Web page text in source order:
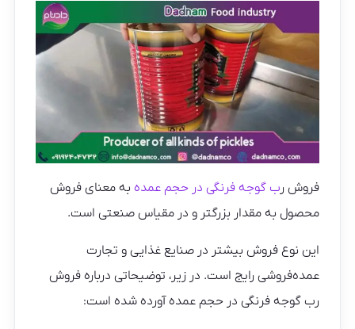
فروش ر ب گوجه فرنگی در حجم عمده به معنای فروش
محصول به مقدار بزرگتر و در مقیاس صنعتی است.
این نوع فروش بیشتر در صنایع غذایی و تجارت
عمده‌فروشی رایج است. در زیر، توضیحاتی درباره فروش
رب گوجه فرنگی در حجم عمده آورده شده است: